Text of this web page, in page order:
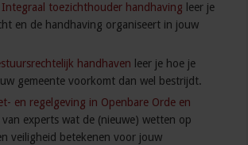
Integraal toezichthouder handhaving leer je
en de handhaving organiseert in jouw
handhaven leer je hoe je
gemeente voorkomt dan wel bestrijdt.
en regelgeving in Openbare Orde en
van experts wat de (nieuwe) wetten op
veiligheid betekenen voor jouw